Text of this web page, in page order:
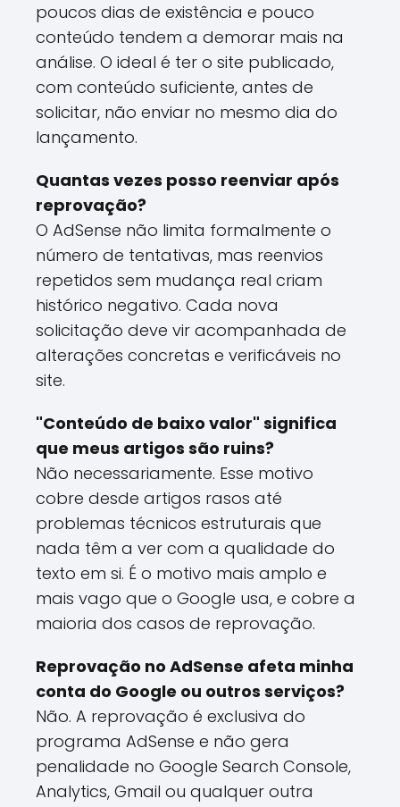
poucos dias de existência e pouco
conteúdo tendem a demorar mais na
análise. O ideal é ter o site publicado,
com conteúdo suficiente, antes de
solicitar, não enviar no mesmo dia do
lançamento.
Quantas vezes posso reenviar após
reprovação?
O AdSense não limita formalmente o
número de tentativas, mas reenvios
repetidos sem mudança real criam
histórico negativo. Cada nova
solicitação deve vir acompanhada de
alterações concretas e verificáveis no
site.
"Conteúdo de baixo valor" significa
que meus artigos são ruins?
Não necessariamente. Esse motivo
cobre desde artigos rasos até
problemas técnicos estruturais que
nada têm a ver com a qualidade do
texto em si. É o motivo mais amplo e
mais vago que o Google usa, e cobre a
maioria dos casos de reprovação.
Reprovação no AdSense afeta minha
conta do Google ou outros serviços?
Não. A reprovação é exclusiva do
programa AdSense e não gera
penalidade no Google Search Console,
Analytics, Gmail ou qualquer outra